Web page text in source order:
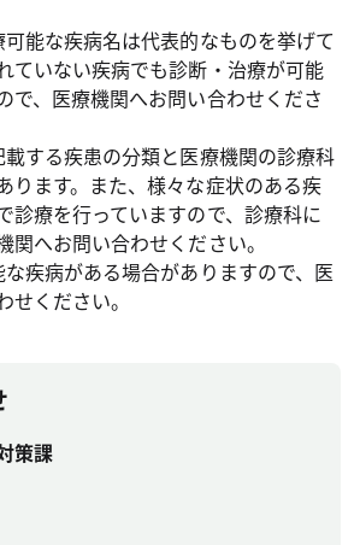
能な疾病名は代表的なものを挙げて
ていない疾病でも診断・治療が可能
で、医療機関へお問い合わせくださ
する疾患の分類と医療機関の診療科
ります。また、様々な症状のある疾
診療を行っていますので、診療科に
関へお問い合わせください。
疾病がある場合がありますので、医
ください。
策課